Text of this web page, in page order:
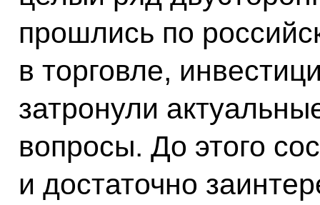
прошлись по
в торговле,
затронули
вопросы. До этого
и достаточно